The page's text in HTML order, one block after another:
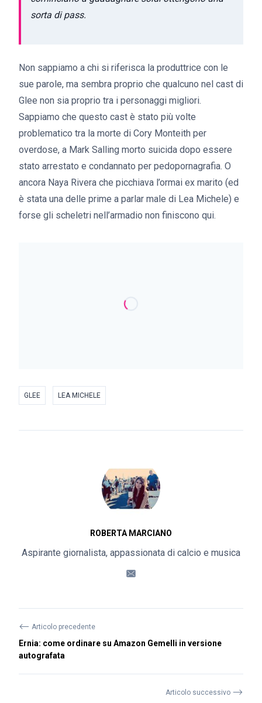
sorta di pass.
Non sappiamo a chi si riferisca la produttrice con le
sue parole, ma sembra proprio che qualcuno nel cast di
Glee non sia proprio tra i personaggi migliori.
Sappiamo che questo cast è stato più volte
problematico tra la morte di Cory Monteith per
overdose, a Mark Salling morto suicida dopo essere
stato arrestato e condannato per pedopornagrafia. O
ancora Naya Rivera che picchiava l’ormai ex marito (ed
è stata una delle prime a parlar male di Lea Michele) e
forse gli scheletri nell’armadio non finiscono qui.
GLEE LEA MICHELE
ROBERTA MARCIANO
Aspirante giornalista, appassionata di calcio e musica
⟵ Articolo precedente
Ernia: come ordinare su Amazon Gemelli in versione
autografata
Articolo successivo ⟶